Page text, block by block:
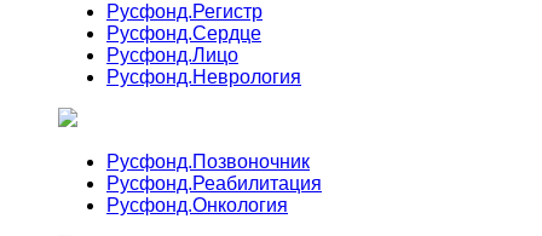
Русфонд.Регистр
Русфонд.Сердце
Русфонд.Лицо
Русфонд.Неврология
Русфонд.Позвоночник
Русфонд.Реабилитация
Русфонд.Онкология